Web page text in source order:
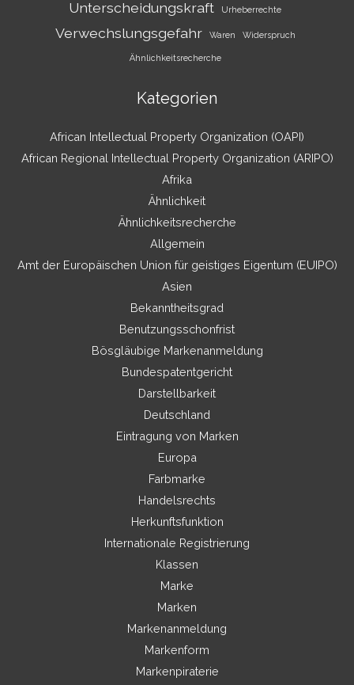
Unterscheidungskraft Urheberrechte
Verwechslungsgefahr Waren Widerspruch
Ähnlichkeitsrecherche
Kategorien
African Intellectual Property Organization (OAPI)
African Regional Intellectual Property Organization (ARIPO)
Afrika
Ähnlichkeit
Ähnlichkeitsrecherche
Allgemein
Amt der Europäischen Union für geistiges Eigentum (EUIPO)
Asien
Bekanntheitsgrad
Benutzungsschonfrist
Bösgläubige Markenanmeldung
Bundespatentgericht
Darstellbarkeit
Deutschland
Eintragung von Marken
Europa
Farbmarke
Handelsrechts
Herkunftsfunktion
Internationale Registrierung
Klassen
Marke
Marken
Markenanmeldung
Markenform
Markenpiraterie